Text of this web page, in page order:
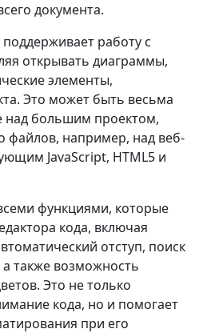
документа.
работу с
открывать диаграммы,
элементы,
Это может быть весьма
над большим проектом,
например, над веб-
JavaScript, HTML5 и
функциями, которые
кода, включая
отступ, поиск
также возможность
Это не только
кода, но и помогает
при его